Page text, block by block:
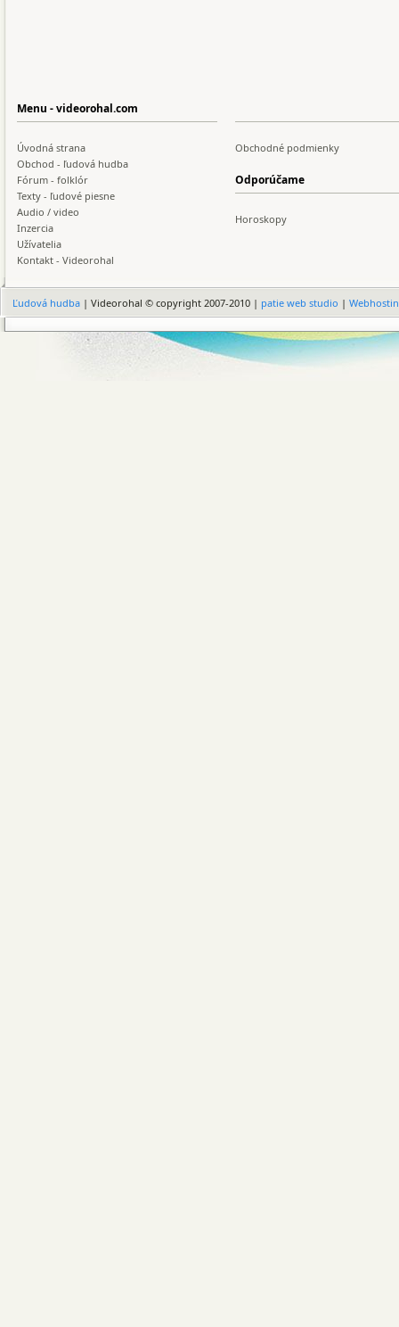
Menu - videorohal.com
Úvodná strana
Obchod - ľudová hudba
Fórum - folklór
Texty - ľudové piesne
Audio / video
Inzercia
Užívatelia
Kontakt - Videorohal
Obchodné podmienky
Odporúčame
Horoskopy
Ľudová hudba | Videorohal © copyright 2007-2010 | patie web studio |